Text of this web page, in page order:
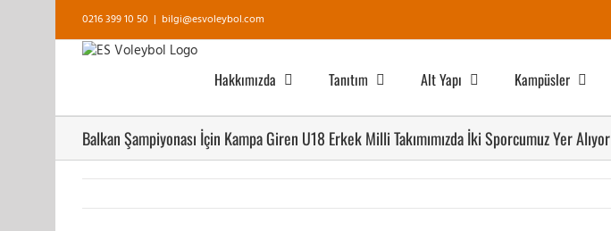
0216 399 10 50 | bilgi@esvoleybol.com
Hakkımızda Tanıtım Alt Yapı Kampüsler
Balkan Şampiyonası İçin Kampa Giren U18 Erkek Milli Takımımızda İki Sporcumuz Yer Alıyor